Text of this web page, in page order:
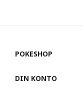
POKESHOP
DIN KONTO